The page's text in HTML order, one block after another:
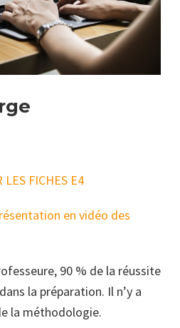
FICHES E4
en vidéo des
90 % de la réussite
la préparation. Il n’y a
la méthodologie.